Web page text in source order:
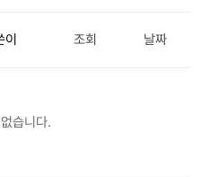
이 조회 날짜
습니다.